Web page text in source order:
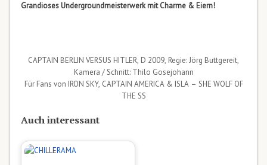
Grandioses Undergroundmeisterwerk mit Charme & Eiern!
CAPTAIN BERLIN VERSUS HITLER, D 2009, Regie: Jörg Buttgereit,
Kamera / Schnitt: Thilo Gosejohann
Für Fans von IRON SKY, CAPTAIN AMERICA & ISLA – SHE WOLF OF
THE SS
Auch interessant